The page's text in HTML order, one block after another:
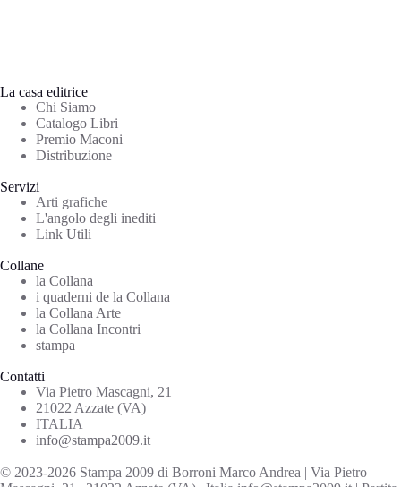
La casa editrice
Chi Siamo
Catalogo Libri
Premio Maconi
Distribuzione
Servizi
Arti grafiche
L'angolo degli inediti
Link Utili
Collane
la Collana
i quaderni de la Collana
la Collana Arte
la Collana Incontri
stampa
Contatti
Via Pietro Mascagni, 21
21022 Azzate (VA)
ITALIA
info@stampa2009.it
© 2023-2026 Stampa 2009 di Borroni Marco Andrea | Via Pietro